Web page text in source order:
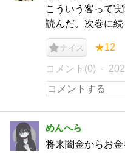
こういう客って
読んだ。次巻に続
ナイス ★12
コメント(0)
めんへら
将来闇金からお